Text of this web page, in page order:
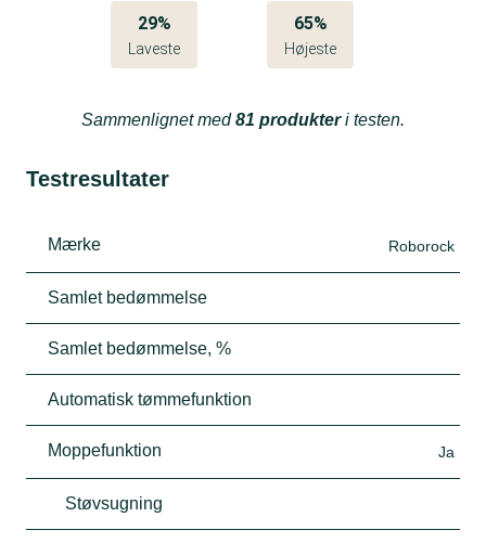
29%
Laveste
65%
Højeste
Sammenlignet med81 produkteri testen.
Testresultater
Mærke Roborock
Samlet bedømmelse
Samlet bedømmelse, %
Automatisk tømmefunktion
Moppefunktion Ja
Støvsugning